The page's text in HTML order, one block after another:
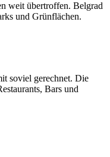
weit übertroffen. Belgrad
und Grünflächen.
soviel gerechnet. Die
Bars und